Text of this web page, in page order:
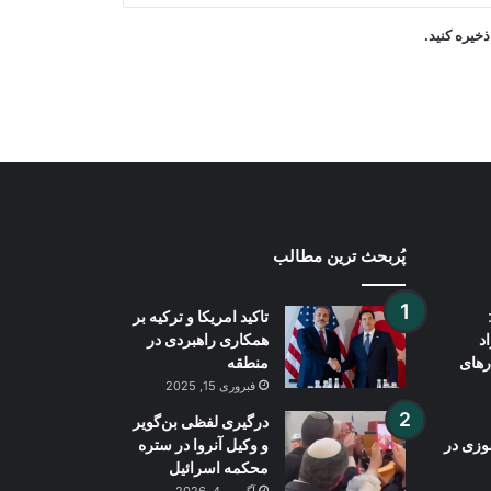
کنید.
در
پُربحث ترین مطالب
تاکید امریکا و ترکیه بر
همکاری راهبردی در
منطقه
فبروری 15, 2025
درگیری لفظی بن‌گویر
و وکیل آنروا در ستره
محکمه اسرائیل